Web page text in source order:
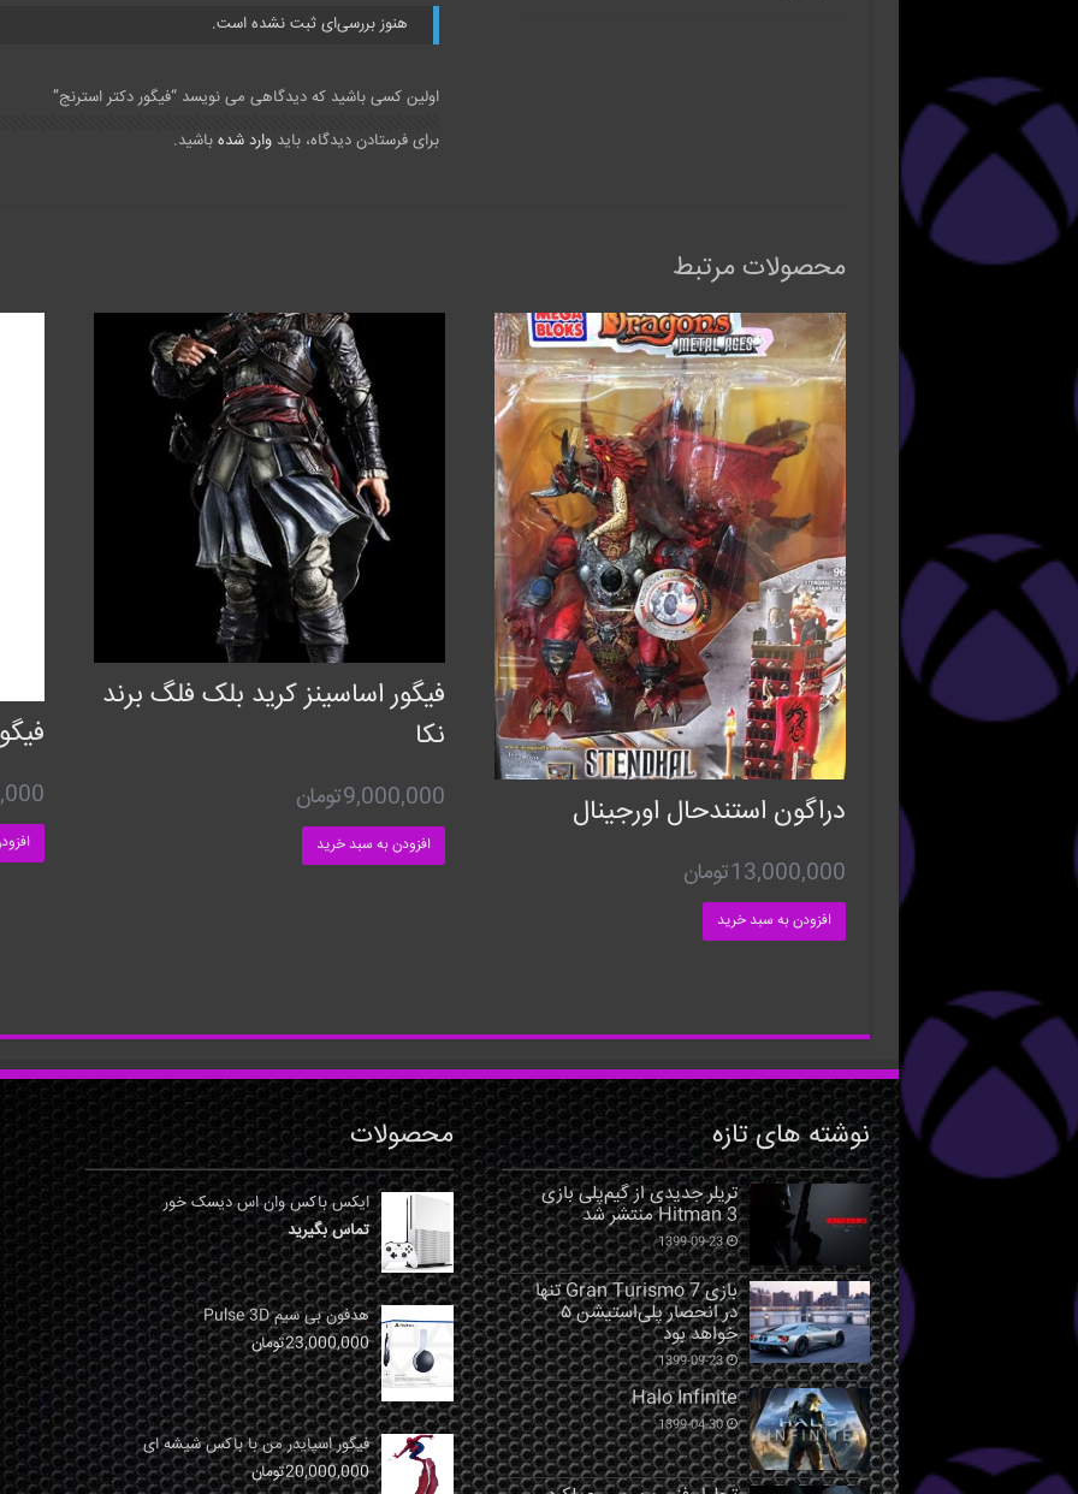
هنوز بررسی‌ای ثبت نشده است.
اولین کسی باشید که دیدگاهی می نویسد “فیگور دکتر استرنج”
برای فرستادن دیدگاه، بایدوارد شده باشید.
محصولات مرتبط
دراگون استندحال اورجینال
13,000,000تومان
افزودن به سبد خرید
فیگور اساسینز کرید بلک فلگ برند
نکا
9,000,000تومان
افزودن به سبد خرید
نوشته های تازه
تریلر جدیدی از گیم‌پلی بازی
Hitman 3 منتشر شد
1399-09-23
بازی Gran Turismo 7 تنها
در انحصار پلی‌استیشن ۵
خواهد بود
1399-09-23
Halo Infinite
1399-04-30
محصولات
ایکس باکس وان اس دیسک خور
تماس بگیرید
هدفون بی سیم Pulse 3D
23,000,000تومان
فیگور اسپایدر من با باکس شیشه ای
20,000,000تومان